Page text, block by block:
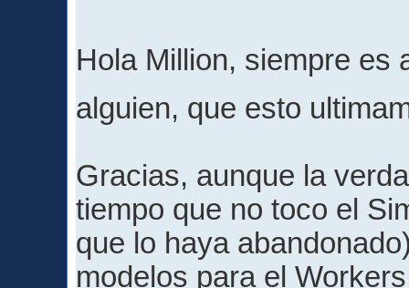
Hola Million, siempre es
alguien, que esto
Gracias, aunque la
tiempo que no toco el
que lo haya
modelos para el